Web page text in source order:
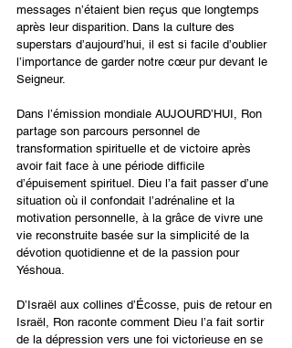
messages n’étaient bien reçus que longtemps
après leur disparition. Dans la culture des
superstars d’aujourd’hui, il est si facile d’oublier
l’importance de garder notre cœur pur devant le
Seigneur.
Dans l’émission mondiale AUJOURD’HUI, Ron
partage son parcours personnel de
transformation spirituelle et de victoire après
avoir fait face à une période difficile
d’épuisement spirituel. Dieu l’a fait passer d’une
situation où il confondait l’adrénaline et la
motivation personnelle, à la grâce de vivre une
vie reconstruite basée sur la simplicité de la
dévotion quotidienne et de la passion pour
Yéshoua.
D’Israël aux collines d’Écosse, puis de retour en
Israël, Ron raconte comment Dieu l’a fait sortir
de la dépression vers une foi victorieuse en se